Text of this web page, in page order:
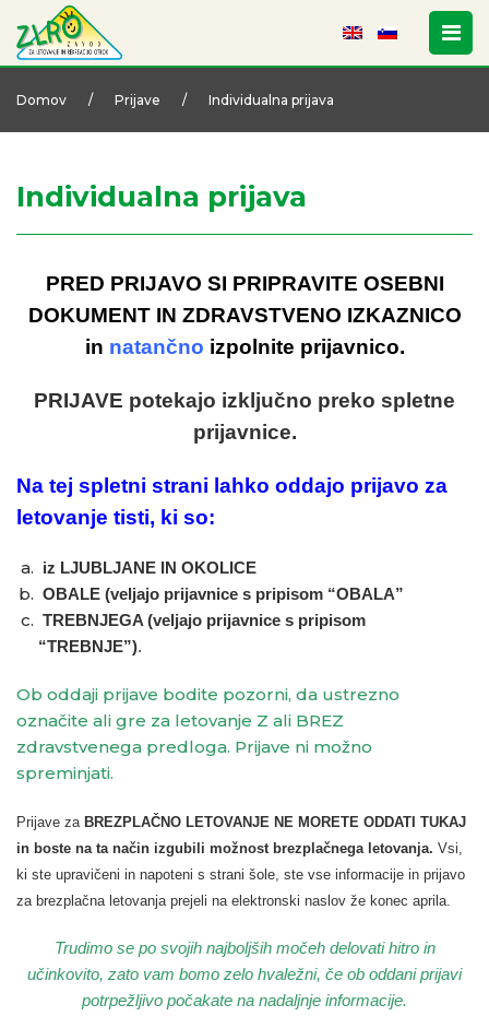
Domov / Prijave / Individualna prijava
Individualna prijava
PRED PRIJAVO SI PRIPRAVITE OSEBNI
DOKUMENT IN ZDRAVSTVENO IZKAZNICO
in natančno izpolnite prijavnico.
PRIJAVE potekajo izključno preko spletne
prijavnice.
Na tej spletni strani lahko oddajo prijavo za
letovanje tisti, ki so:
iz LJUBLJANE IN OKOLICE
OBALE (veljajo prijavnice s pripisom “OBALA”
TREBNJEGA (veljajo prijavnice s pripisom
“TREBNJE”).
Ob oddaji prijave bodite pozorni, da ustrezno
označite ali gre za letovanje Z ali BREZ
zdravstvenega predloga. Prijave ni možno
spreminjati.
Prijave za BREZPLAČNO LETOVANJE NE MORETE ODDATI TUKAJ
in boste na ta način izgubili možnost brezplačnega letovanja. Vsi,
ki ste upravičeni in napoteni s strani šole, ste vse informacije in prijavo
za brezplačna letovanja prejeli na elektronski naslov že konec aprila.
Trudimo se po svojih najboljših močeh delovati hitro in
učinkovito, zato vam bomo zelo hvaležni, če ob oddani prijavi
potrpežljivo počakate na nadaljnje informacije.